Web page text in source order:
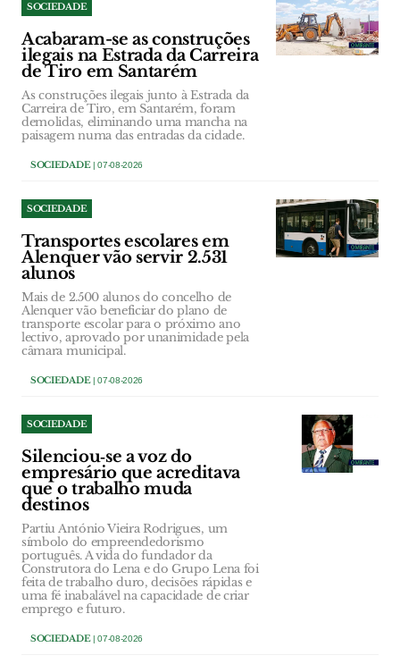
SOCIEDADE
Acabaram-se as construções
ilegais na Estrada da Carreira
de Tiro em Santarém
As construções ilegais junto à Estrada da
Carreira de Tiro, em Santarém, foram
demolidas, eliminando uma mancha na
paisagem numa das entradas da cidade.
SOCIEDADE| 07-08-2026
SOCIEDADE
Transportes escolares em
Alenquer vão servir 2.531
alunos
Mais de 2.500 alunos do concelho de
Alenquer vão beneficiar do plano de
transporte escolar para o próximo ano
lectivo, aprovado por unanimidade pela
câmara municipal.
SOCIEDADE| 07-08-2026
SOCIEDADE
Silenciou‑se a voz do
empresário que acreditava
que o trabalho muda
destinos
Partiu António Vieira Rodrigues, um
símbolo do empreendedorismo
português. A vida do fundador da
Construtora do Lena e do Grupo Lena foi
feita de trabalho duro, decisões rápidas e
uma fé inabalável na capacidade de criar
emprego e futuro.
SOCIEDADE| 07-08-2026